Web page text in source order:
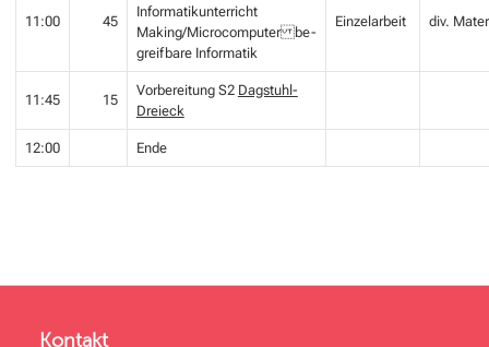
11:00 45
Informatikunterricht
Making/Microcomputer be-
greifbare Informatik
Einzelarbeit div.
11:45 15
Vorbereitung S2 Dagstuhl-
Dreieck
12:00 Ende
Kontakt